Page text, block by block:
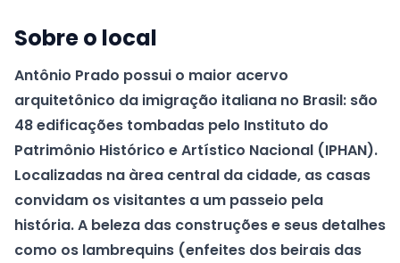
Sobre o local
Antônio Prado possui o maior acervo
arquitetônico da imigração italiana no Brasil: são
48 edificações tombadas pelo Instituto do
Patrimônio Histórico e Artístico Nacional (IPHAN).
Localizadas na àrea central da cidade, as casas
convidam os visitantes a um passeio pela
história. A beleza das construções e seus detalhes
como os lambrequins (enfeites dos beirais das